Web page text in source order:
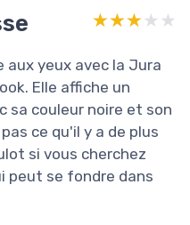
★★★★★
★★★★★
aux yeux avec la Jura
Elle affiche un
sa couleur noire et son
ce qu'il y a de plus
si vous cherchez
peut se fondre dans